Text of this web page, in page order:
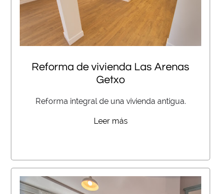
Reforma de vivienda Las Arenas
Getxo
Reforma integral de una vivienda antigua.
Leer más